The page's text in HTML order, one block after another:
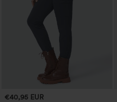
€40,95 EUR